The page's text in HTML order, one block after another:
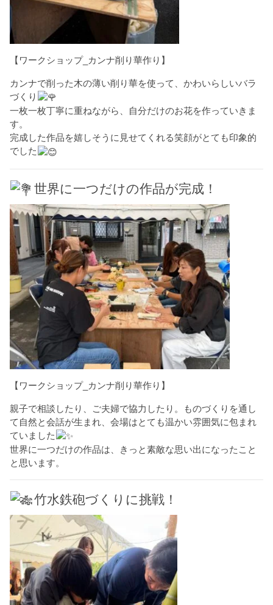
【ワークショップ_カンナ削り華作り】
カンナで削った木の薄い削り華を使って、かわいらしいバラ
づくり
一枚一枚丁寧に重ねながら、自分だけのお花を作っていきま
す。
完成した作品を嬉しそうに見せてくれる笑顔がとても印象的
でした
世界に一つだけの作品が完成！
【ワークショップ_カンナ削り華作り】
親子で相談したり、ご夫婦で協力したり。ものづくりを通し
て自然と会話が生まれ、会場はとても温かい雰囲気に包まれ
ていました
世界に一つだけの作品は、きっと素敵な思い出になったこと
と思います。
竹水鉄砲づくりに挑戦！